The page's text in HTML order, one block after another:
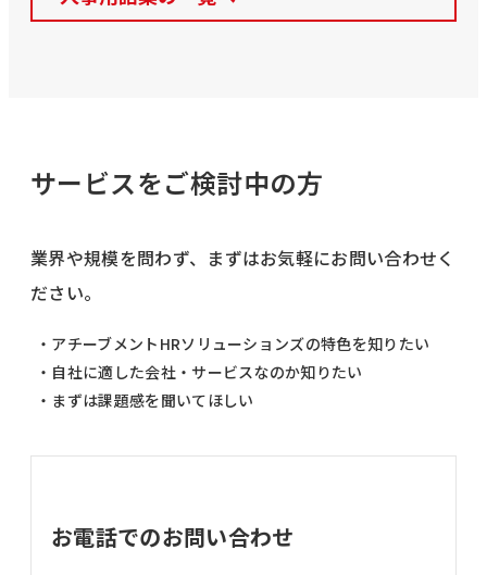
サービスをご検討中の方
業界や規模を問わず、まずはお気軽にお問い合わせく
ださい。
・アチーブメントHRソリューションズの特色を知りたい
・自社に適した会社・サービスなのか知りたい
・まずは課題感を聞いてほしい
お電話でのお問い合わせ